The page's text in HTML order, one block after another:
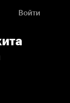
Войти